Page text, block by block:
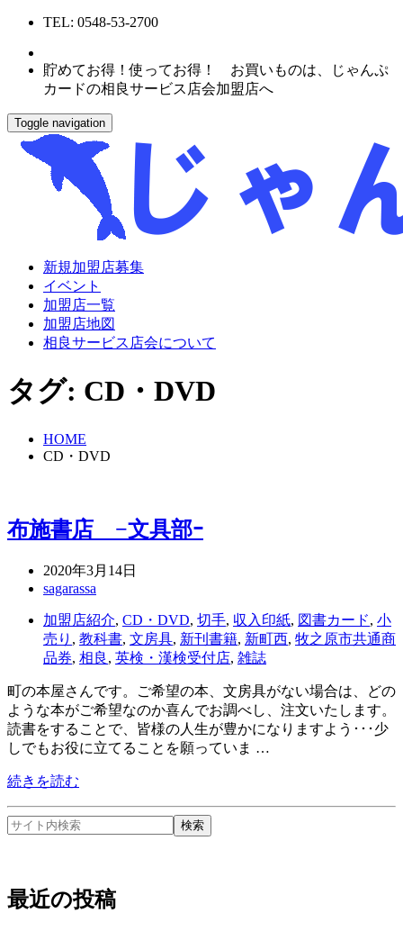
TEL: 0548-53-2700
貯めてお得！使ってお得！ お買いものは、じゃんぷ
カードの相良サービス店会加盟店へ
Toggle navigation
新規加盟店募集
イベント
加盟店一覧
加盟店地図
相良サービス店会について
タグ: CD・DVD
HOME
CD・DVD
布施書店 −文具部ｰ
2020年3月14日
sagarassa
加盟店紹介, CD・DVD, 切手, 収入印紙, 図書カード, 小
売り , 教科書, 文房具, 新刊書籍, 新町西, 牧之原市共通商
品券, 相良 , 英検・漢検受付店, 雑誌
町の本屋さんです。ご希望の本、文房具がない場合は、どの
ような本がご希望なのか喜んでお調べし、注文いたします。
読書をすることで、皆様の人生が豊かになりますよう･･･少
しでもお役に立てることを願っていま …
続きを読む
最近の投稿